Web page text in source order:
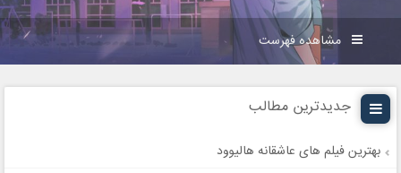
مشاهده فهرست
جدیدترین مطالب
بهترین فیلم های عاشقانه هالیوود